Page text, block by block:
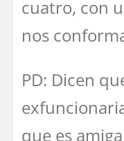
cuatro, con
nos
PD: Dicen
que es